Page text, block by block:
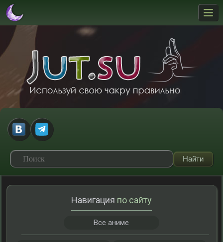
Навигация по сайту
Все аниме